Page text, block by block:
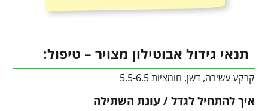
תנאי גידול אבוטילון מצויר – טיפול:
קרקע עשירה, דשן, חומציות 5.5-6.5
איך להתחיל לגדל / עונת השתילה